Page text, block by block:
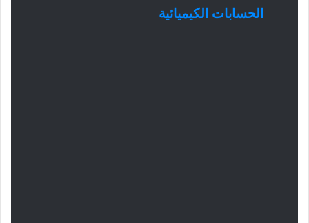
الحسابات الكيميائية